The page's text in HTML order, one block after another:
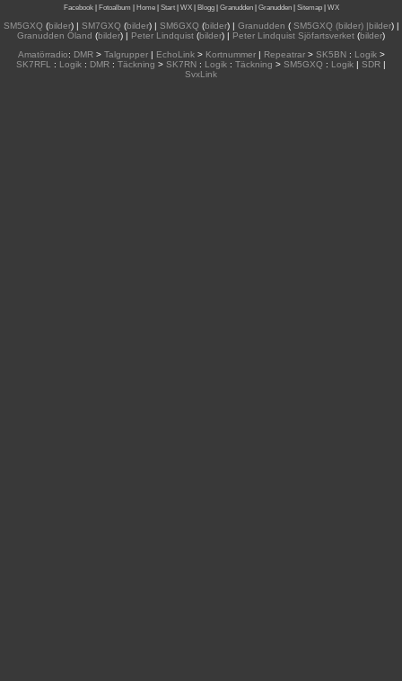
Facebook| Fotoalbum Home| Start| WX| Blogg| Granudden| Granudden| Sitemap| WX
SM5GXQ(bilder) | SM7GXQ(bilder) | SM6GXQ(bilder) | Granudden (SM5GXQ (bilder) |bilder) |
Granudden Öland (bilder) | Peter Lindquist (bilder) | Peter Lindquist Sjöfartsverket (bilder)
Amatörradio: DMR> Talgrupper| EchoLink> Kortnummer| Repeatrar> SK5BN: Logik>
SK7RFL
: Logik : DMR : Täckning > SK7RN : Logik : Täckning > SM5GXQ : Logik | SDR |
SvxLink